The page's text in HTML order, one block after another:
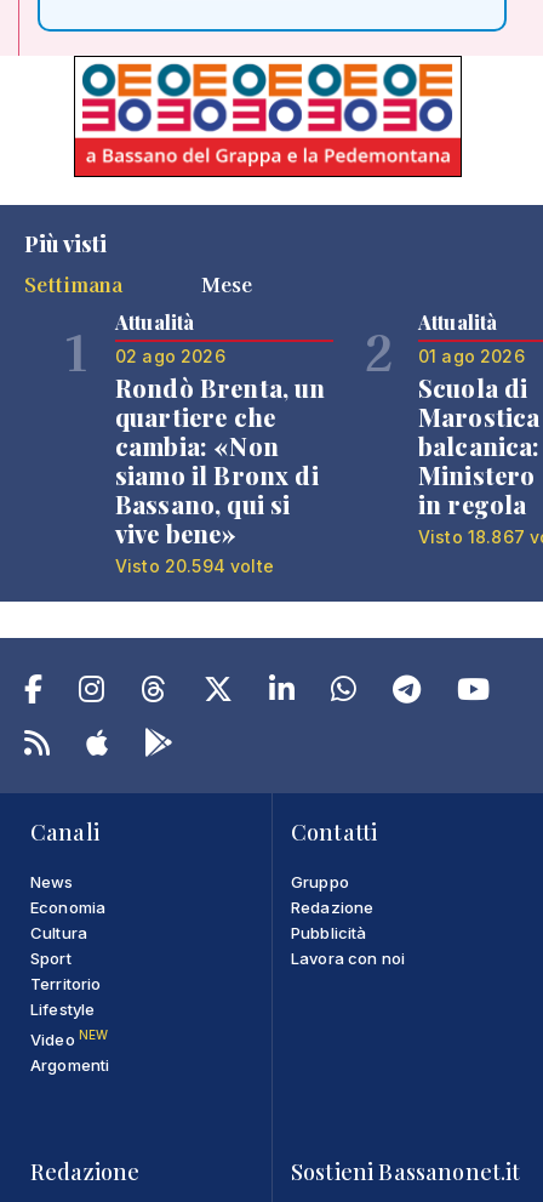
Più visti
Settimana
Mese
1 Attualità
02 ago 2026
Rondò Brenta, un
quartiere che
cambia: «Non
siamo il Bronx di
Bassano, qui si
vive bene»
Visto 20.594 volte
2 Attualità
01 ago 2026
Scuola di
Ministero
in regola
Visto 18.867
Canali
News
Economia
Cultura
Sport
Territorio
Lifestyle
Video NEW
Argomenti
Contatti
Gruppo
Redazione
Pubblicità
Lavora con noi
Redazione Sostieni Bassanonet.it